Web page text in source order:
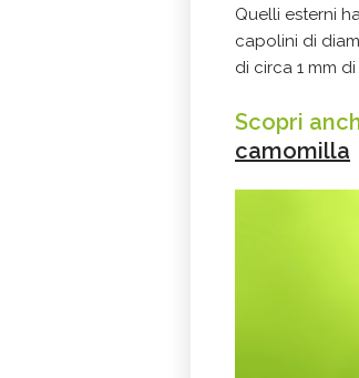
Quelli esterni
capolini di
di circa 1 mm
Scopri
camomilla